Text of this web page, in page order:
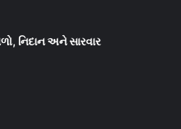
નિદાન અને સારવાર